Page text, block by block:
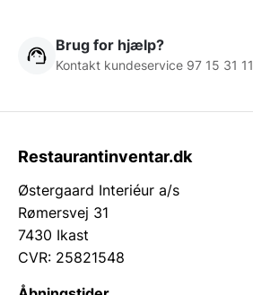
Brug for hjælp?
Kontakt kundeservice 97 15 31 11
Restaurantinventar.dk
Østergaard Interiéur a/s
Rømersvej 31
7430 Ikast
CVR: 25821548